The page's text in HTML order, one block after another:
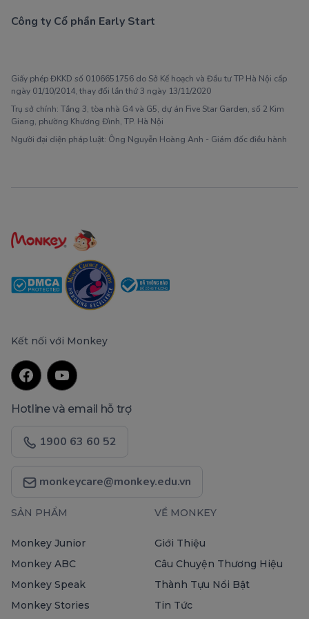
Công ty Cổ phần Early Start
Giấy phép ĐKKD số 0106651756 do Sở Kế hoạch và Đầu tư TP Hà Nội cấp
ngày 01/10/2014, thay đổi lần thứ 3 ngày 13/11/2020
Trụ sở chính: Tầng 3, tòa nhà G4 và G5, dự án Five Star Garden, số 2 Kim
Giang, phường Khương Đình, TP. Hà Nội
Người đại diện pháp luật: Ông Nguyễn Hoàng Anh - Giám đốc điều hành
Kết nối với Monkey
Hotline và email hỗ trợ
1900 63 60 52
monkeycare@monkey.edu.vn
SẢN PHẨM
Monkey Junior
Monkey ABC
Monkey Speak
Monkey Stories
VỀ MONKEY
Giới Thiệu
Câu Chuyện Thương Hiệu
Thành Tựu Nổi Bật
Tin Tức